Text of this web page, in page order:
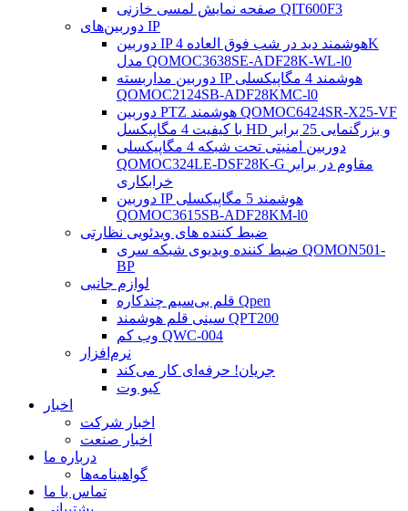
صفحه نمایش لمسی خازنی QIT600F3
دوربین‌های IP
دوربین IP هوشمند دید در شب فوق العاده 4K
مدل QOMOC3638SE-ADF28K-WL-l0
دوربین مداربسته IP هوشمند 4 مگاپیکسلی
QOMOC2124SB-ADF28KMC-l0
دوربین PTZ هوشمند QOMOC6424SR-X25-VF
با کیفیت 4 مگاپیکسل HD و بزرگنمایی 25 برابر
دوربین امنیتی تحت شبکه 4 مگاپیکسلی
QOMOC324LE-DSF28K-G مقاوم در برابر
خرابکاری
دوربین IP هوشمند 5 مگاپیکسلی
QOMOC3615SB-ADF28KM-l0
ضبط کننده های ویدئویی نظارتی
ضبط کننده ویدیوی شبکه سری QOMON501-
BP
لوازم جانبی
قلم بی‌سیم چندکاره Qpen
سینی قلم هوشمند QPT200
وب کم QWC-004
نرم‌افزار
جریان! حرفه‌ای کار می‌کند
کیو وت
اخبار
اخبار شرکت
اخبار صنعت
درباره ما
گواهینامه‌ها
تماس با ما